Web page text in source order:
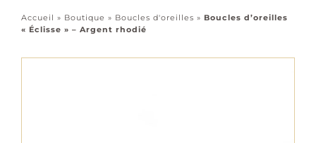
Tous les bijoux
Accueil » Boutique » Boucles d'oreilles » Boucles d’oreilles
« Éclisse » – Argent rhodié